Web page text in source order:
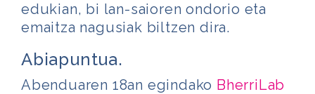
edukian, bi lan-saioren ondorio eta
emaitza nagusiak biltzen dira.
Abiapuntua.
Abenduaren 18an egindako BherriLab